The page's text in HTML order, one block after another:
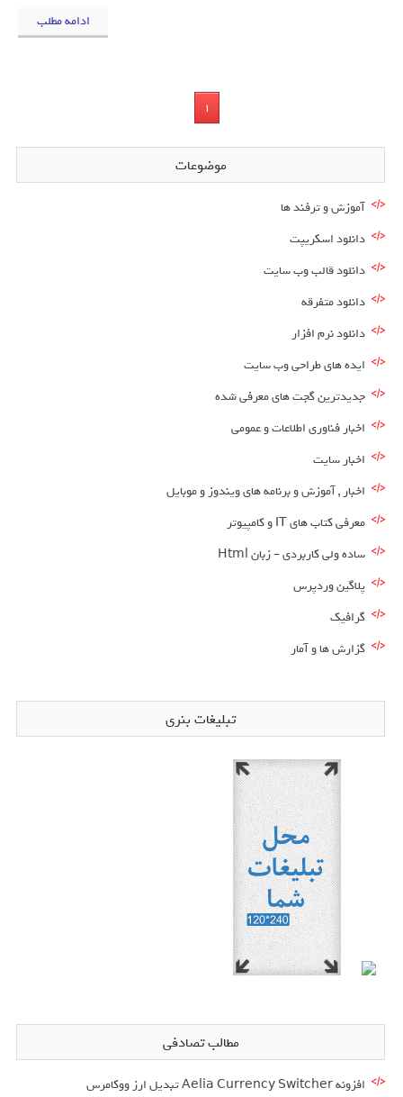
ادامه مطلب
1
موضوعات
آموزش و ترفند ها
دانلود اسکریپت
دانلود قالب وب سایت
دانلود متفرقه
دانلود نرم افزار
ایده های طراحی وب سایت
جدیدترین گجت های معرفی شده
اخبار فناوری اطلاعات و عمومی
اخبار سایت
اخبار , آموزش و برنامه های ویندوز و موبایل
معرفی کتاب های IT و کامپیوتر
ساده ولی کاربردی – زبان Html
پلاگین وردپرس
گرافیک
گزارش ها و آمار
تبلیغات بنری
مطالب تصادفی
افزونه Aelia Currency Switcher تبدیل ارز ووکامرس